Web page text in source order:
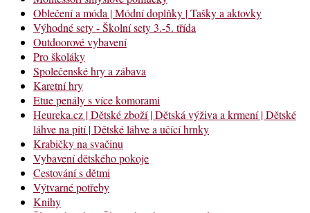
Oblečení a móda | Módní doplňky | Tašky a aktovky
Výhodné sety - Školní sety 3.-5. třída
Outdoorové vybavení
Pro školáky
Společenské hry a zábava
Karetní hry
Etue penály s více komorami
Heureka.cz | Dětské zboží | Dětská výživa a krmení | Dětské
láhve na pití | Dětské láhve a učící hrnky
Krabičky na svačinu
Vybavení dětského pokoje
Cestování s dětmi
Výtvarné potřeby
Knihy